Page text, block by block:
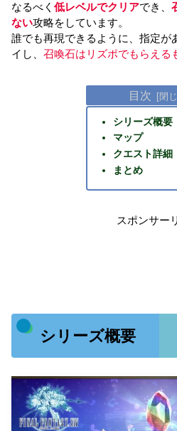
なるべく 低レベルでクリアでき、
ない攻略をしています。
誰でも再現できるように、指定が
イし、 召喚石はリズポでもらえる
目次
シリーズ概要
マップ
クエスト詳細
まとめ
スポンサー
シリーズ概要